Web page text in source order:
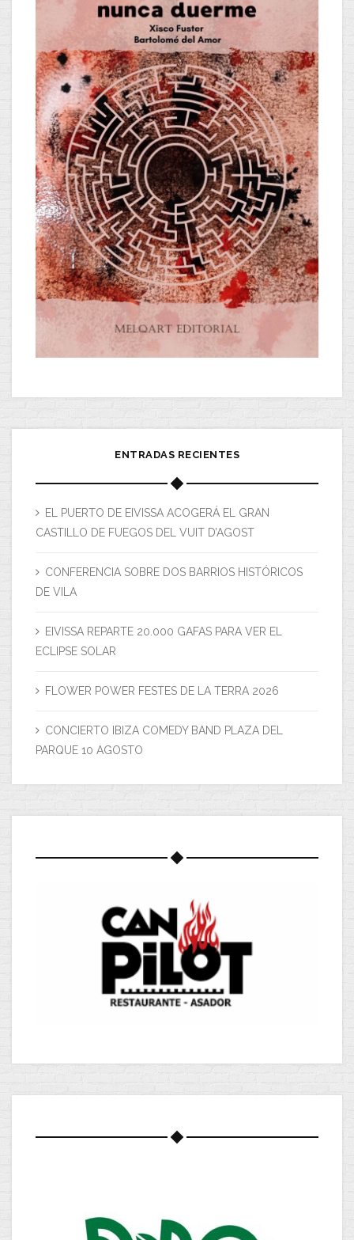
ENTRADAS RECIENTES
EL PUERTO DE EIVISSA ACOGERÁ EL GRAN
CASTILLO DE FUEGOS DEL VUIT D’AGOST
CONFERENCIA SOBRE DOS BARRIOS HISTÓRICOS
DE VILA
EIVISSA REPARTE 20.000 GAFAS PARA VER EL
ECLIPSE SOLAR
FLOWER POWER FESTES DE LA TERRA 2026
CONCIERTO IBIZA COMEDY BAND PLAZA DEL
PARQUE 10 AGOSTO